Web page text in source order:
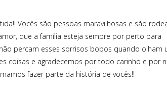
Vocês são pessoas maravilhosas e são
que a família esteja sempre por perto para
percam esses sorrisos bobos quando olham
coisas e agradecemos por todo carinho e por
fazer parte da história de vocês!!